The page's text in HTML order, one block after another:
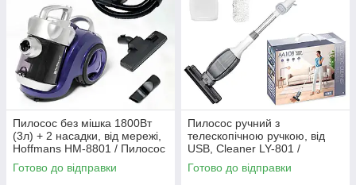
Пилосос без мішка 1800Вт
(3л) + 2 насадки, від мережі,
Hoffmans HM-8801 / Пилосос
для дому / Вакуумний
пилосос
Готово до відправки
Пилосос ручний з
телескопічною ручкою, від
USB, Cleaner LY-801 /
Вертикальний пилосос
Готово до відправки